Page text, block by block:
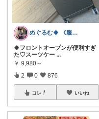
めぐるむ🍀 《服と暮らし》朝コレ
🍀フロントオープンが便利すぎ
た♡スーツケー ...
￥ 9,980～
2 0 876
コレ いいね